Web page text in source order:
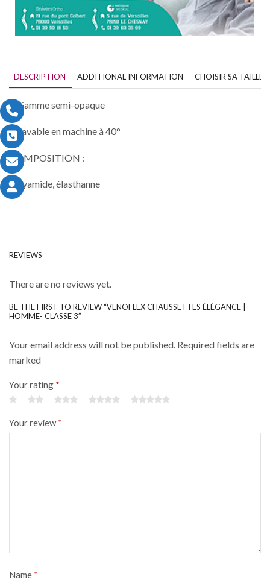
DESCRIPTION ADDITIONAL INFORMATION CHOISIR SA TAILLE
• Gamme semi-opaque
• Lavable en machine à 40°
COMPOSITION :
polyamide, élasthanne
REVIEWS
There are no reviews yet.
BE THE FIRST TO REVIEW “VENOFLEX CHAUSSETTES ÉLÉGANCE |
HOMME- CLASSE 3”
Your email address will not be published. Required fields are
marked
Your rating *
Your review *
Name *